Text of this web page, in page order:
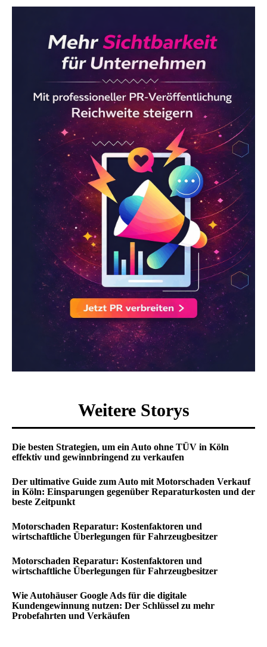
Weitere Storys
Die besten Strategien, um ein Auto ohne TÜV in Köln
effektiv und gewinnbringend zu verkaufen
Der ultimative Guide zum Auto mit Motorschaden Verkauf
in Köln: Einsparungen gegenüber Reparaturkosten und der
beste Zeitpunkt
Motorschaden Reparatur: Kostenfaktoren und
wirtschaftliche Überlegungen für Fahrzeugbesitzer
Motorschaden Reparatur: Kostenfaktoren und
wirtschaftliche Überlegungen für Fahrzeugbesitzer
Wie Autohäuser Google Ads für die digitale
Kundengewinnung nutzen: Der Schlüssel zu mehr
Probefahrten und Verkäufen